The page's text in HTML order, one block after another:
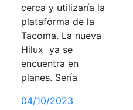
cerca y utilizaría la
plataforma de la
Tacoma. La nueva
Hilux ya se
encuentra en
planes. Sería
04/10/2023